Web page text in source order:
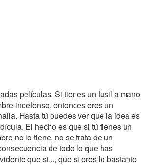
películas. Si tienes un fusil a mano
indefenso, entonces eres un
Hasta tú puedes ver que la idea es
El hecho es que si tú tienes un
no lo tiene, no se trata de un
de todo lo que has
que si..., que si eres lo bastante